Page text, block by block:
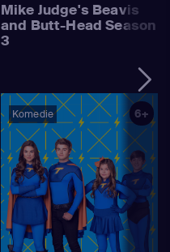
Mike Judge's Beavis
and Butt-Head Season
3
Komedie 6+